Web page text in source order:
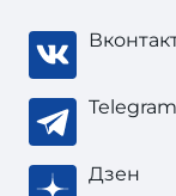
Telegram
Дзен